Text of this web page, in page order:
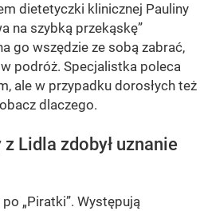
dietetyczki klinicznej Pauliny
na szybką przekąskę”
go wszędzie ze sobą zabrać,
podróż. Specjalistka poleca
ale w przypadku dorosłych też
dlaczego.
Lidla zdobył uznanie
„Piratki”. Występują